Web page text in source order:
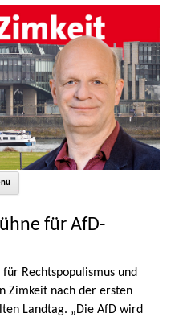
für AfD-
Rechtspopulismus und
Zimkeit nach der ersten
Landtag. „Die AfD wird